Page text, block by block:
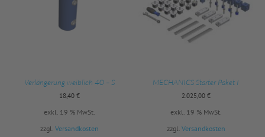
Verlängerung weiblich 40 – S
18,40 €
exkl. 19 % MwSt.
zzgl. Versandkosten
MECHANICS Starter Paket I
2.025,00 €
exkl. 19 % MwSt.
zzgl. Versandkosten